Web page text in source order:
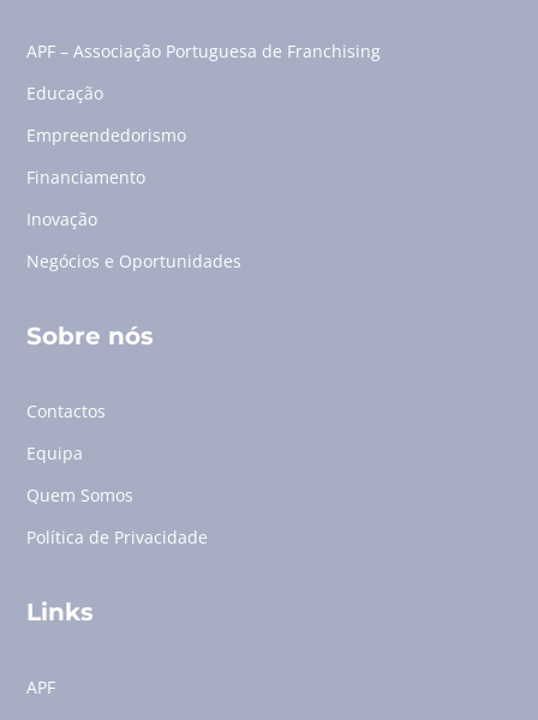
APF – Associação Portuguesa de Franchising
Educação
Empreendedorismo
Financiamento
Inovação
Negócios e Oportunidades
Sobre nós
Contactos
Equipa
Quem Somos
Política de Privacidade
Links
APF